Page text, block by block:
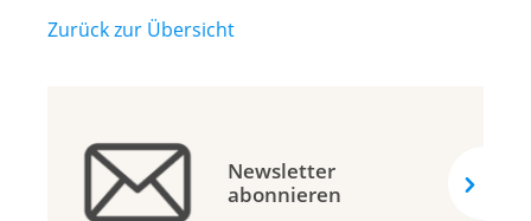
Zurück zur Übersicht
Newsletter
abonnieren